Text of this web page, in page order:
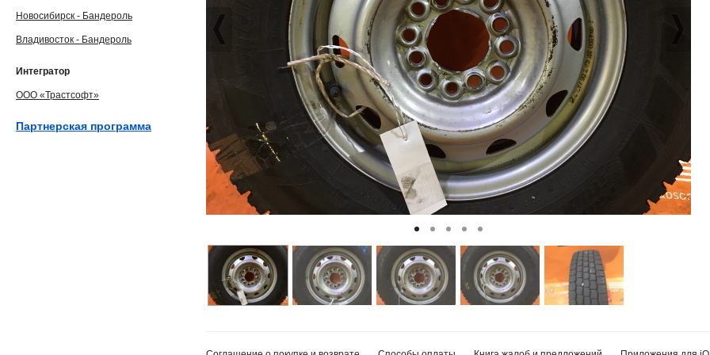
Новосибирск - Бандероль
Владивосток - Бандероль
Интегратор
ООО «Трастсофт»
Партнерская программа